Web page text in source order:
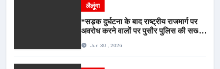
लैलूंगा
*सड़क दुर्घटना के बाद राष्ट्रीय राजमार्ग पर
अवरोध करने वालों पर पुसौर पुलिस की सख्त
Jun 30 , 2026